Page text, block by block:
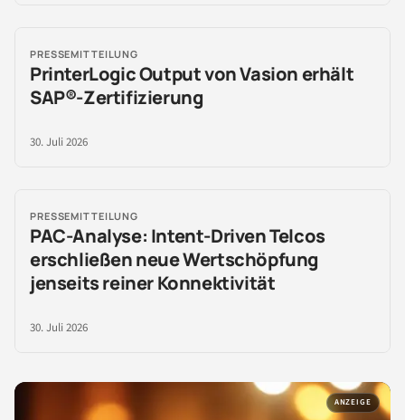
PRESSEMITTEILUNG
PrinterLogic Output von Vasion erhält
SAP®-Zertifizierung
30. Juli 2026
PRESSEMITTEILUNG
PAC-Analyse: Intent-Driven Telcos
erschließen neue Wertschöpfung
jenseits reiner Konnektivität
30. Juli 2026
ANZEIGE